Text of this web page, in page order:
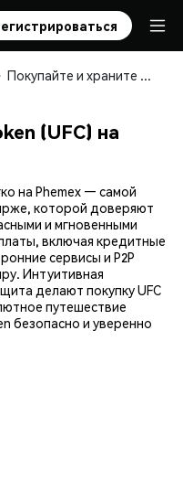
Покупайте и храните UFC Fan Token (UFC) безопасно
(UFC) на
на Phemex — самой
которой доверяют
и мгновенными
включая кредитные
сервисы и P2P
Интуитивная
делают покупку UFC
путешествие
безопасно и уверенно